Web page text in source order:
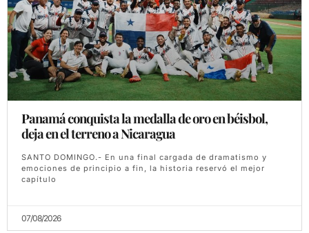
Panamá conquista la medalla de oro en béisbol,
deja en el terreno a Nicaragua
SANTO DOMINGO.- En una final cargada de dramatismo y
emociones de principio a fin, la historia reservó el mejor
capítulo
07/08/2026